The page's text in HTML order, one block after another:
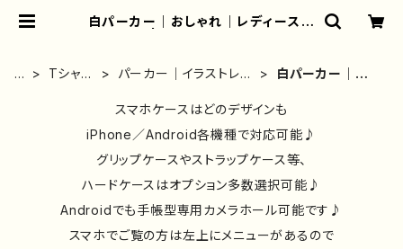
白パーカー｜おしゃれ｜レディース｜
ター/グッズ/人気/後払い/通販｜雑貨
屋アリうさ
ホ
Tシャ
パーカー｜イラストレー
｜コラボ｜おしゃれ
白パーカー｜おし
｜かわいい
スマホケースはどのデザインも
iPhone／Android各機種で対応可能♪
グリップケースやストラップケース等、
ハードケースはオプション多数選択可能♪
Androidでも手帳型専用カメラホール可能です♪
スマホでご覧の方は左上にメニューがあるので